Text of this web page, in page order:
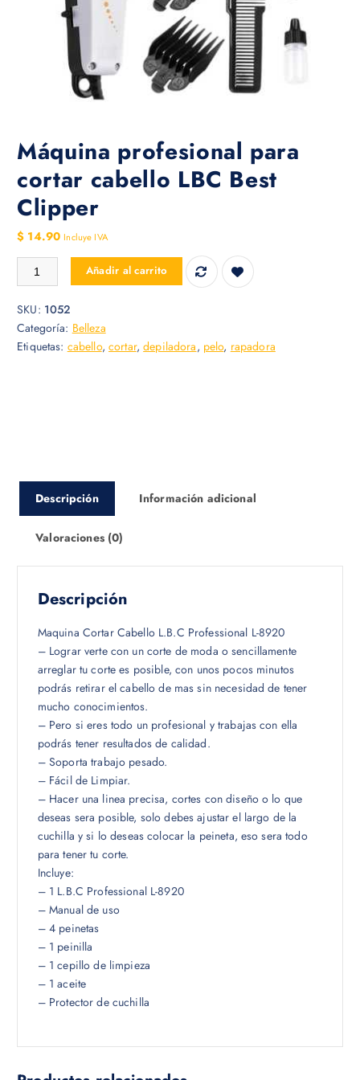
Máquina profesional para
cortar cabello LBC Best
Clipper
$ 14.90 Incluye IVA
Máquina profesional para cortar cabello LBC Best Clipper cantidad
Añadir al carrito
SKU: 1052
Categoría: Belleza
Etiquetas: cabello, cortar,depiladora, pelo, rapadora
Descripción Información adicional
Valoraciones (0)
Descripción
Maquina Cortar Cabello L.B.C Professional L-8920
– Lograr verte con un corte de moda o sencillamente
arreglar tu corte es posible, con unos pocos minutos
podrás retirar el cabello de mas sin necesidad de tener
mucho conocimientos.
– Pero si eres todo un profesional y trabajas con ella
podrás tener resultados de calidad.
– Soporta trabajo pesado.
– Fácil de Limpiar.
– Hacer una linea precisa, cortes con diseño o lo que
deseas sera posible, solo debes ajustar el largo de la
cuchilla y si lo deseas colocar la peineta, eso sera todo
para tener tu corte.
Incluye:
– 1 L.B.C Professional L-8920
– Manual de uso
– 4 peinetas
– 1 peinilla
– 1 cepillo de limpieza
– 1 aceite
– Protector de cuchilla